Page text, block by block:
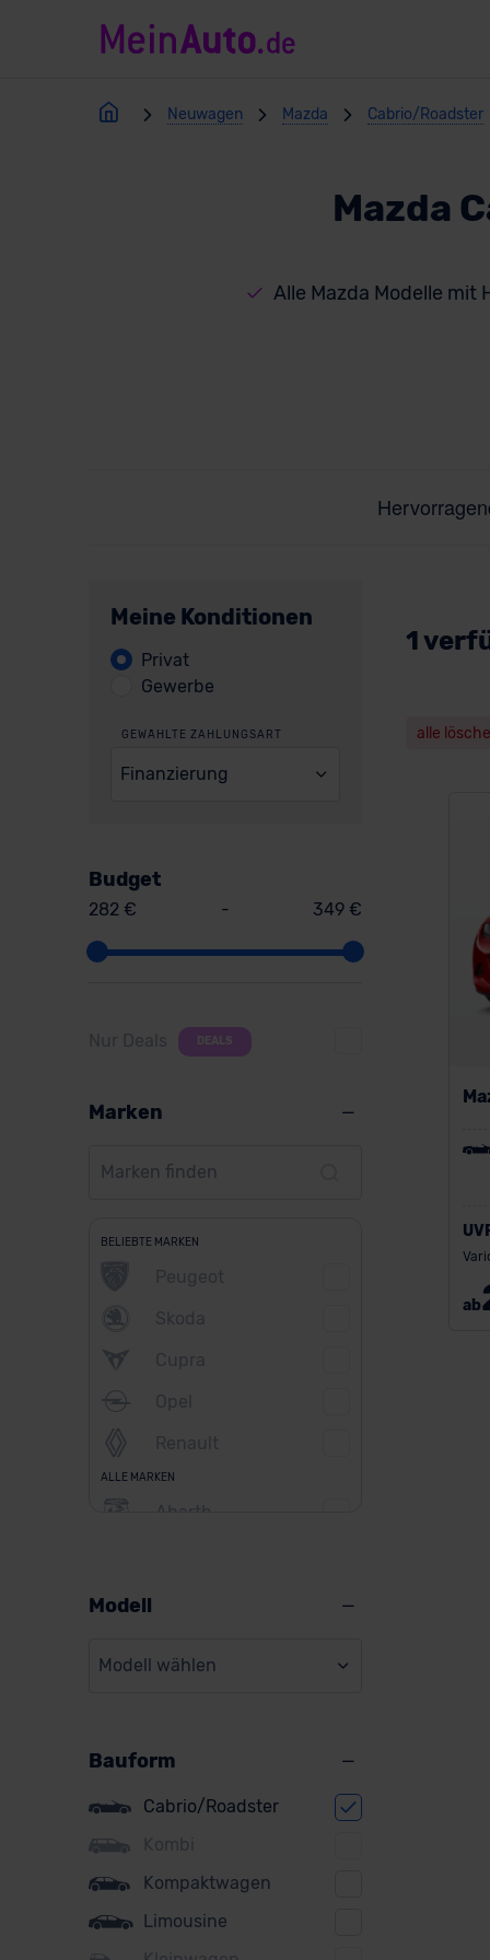
Neuwagen Mazda Cabrio/Roadster
Mazda
Alle Mazda Modelle mit
Meine Konditionen
Privat
Gewerbe
GEWÄHLTE ZAHLUNGSART
Finanzierung
Budget
282 € - 349 €
Nur Deals DEALS
Marken
BELIEBTE MARKEN
Peugeot
Skoda
Cupra
Opel
Renault
ALLE MARKEN
Abarth
BMW
Citroen
Cupra
DS
Dacia
Fiat
Modell
Modell wählen
Bauform
Cabrio/Roadster
Kombi
Kompaktwagen
Limousine
1
alle
ab